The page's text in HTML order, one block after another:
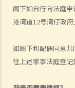
阁下如自行向法庭
港湾道12号湾仔政府
如阁下和配偶同意
往上述家事法庭登记
C. 办理婚姻登记及举
A. 在香港结婚的条件
C. 婚姻的有效性
E. 婚姻协议书